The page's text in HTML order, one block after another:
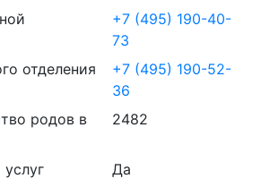
+7 (495) 190-40-
73
отделения
+7 (495) 190-52-
36
родов в
2482
Да